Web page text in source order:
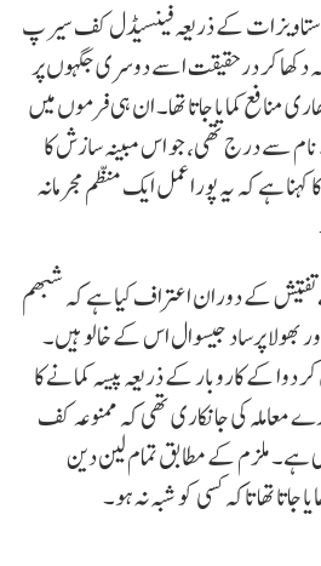
کے ذریعہ فینسیڈل کف سیرپ
دکھا کر درحقیقت اسے دوسری جگہوں پر
منافع کمایا جاتا تھا۔ ان ہی فرموں میں
سے درج تھی، جو اس مبینہ سازش کا
ہے کہ یہ پورا عمل ایک منظم مجرمانہ
تفتیش کے دوران اعتراف کیا ہے کہ شبھم
بھولا پرساد جیسوال اس کے خالو ہیں۔
کے کاروبار کے ذریعہ پیسہ کمانے کا
معاملہ کی جانکاری تھی کہ ممنوعہ کف
ہے۔ ملزم کے مطابق تمام لین دین
تھا تاکہ کسی کو شبہ نہ ہو۔